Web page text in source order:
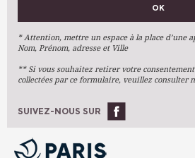
Arts Plastiques
Arts Du Texte
Arts Numériques
Ateliers À L'année
OK
* Attention, mettre un espace à la place d’une
Nom, Prénom, adresse et Ville
** Si vous souhaitez retirer votre
collectées par ce formulaire, veuillez consulter
SUIVEZ-NOUS SUR